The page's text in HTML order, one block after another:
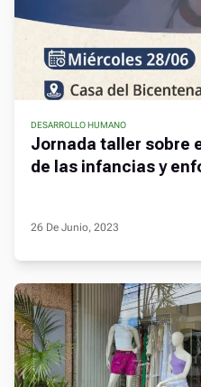
DESARROLLO HUMANO
Jornada taller sobre
de las infancias y
26 De Junio, 2023